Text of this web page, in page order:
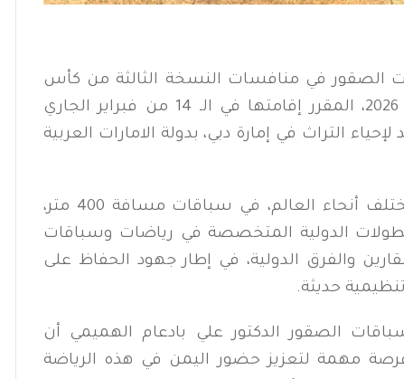
الصقور في منافسات النسخة الثالثة من كأس
الاتحاد الدولي لرياضات وسباقات الصقور 2026، المقرر إقامتها في الـ 14 من فبراير الجاري
التراث في إمارة دبي، بدولة الامارات العربية
ويتنافس 27 فريقاً يمثلون 25 دولة من مختلف أنحاء العالم، في سباقات مسافة 400 متر،
الدولية المتخصصة في رياضات وسباقات
والفرق الدولية، في إطار جهود الحفاظ على
حديثة.
الصقور الدكتور علي بادعام الهميمي أن
مهمة لتعزيز حضور اليمن في هذه الرياضة